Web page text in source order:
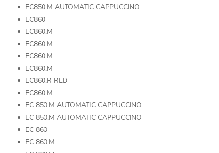
EC850.M AUTOMATIC CAPPUCCINO
EC860
EC860.M
EC860.M
EC860.M
EC860.M
EC860.R RED
EC860.M
EC 850.M AUTOMATIC CAPPUCCINO
EC 850.M AUTOMATIC CAPPUCCINO
EC 860
EC 860.M